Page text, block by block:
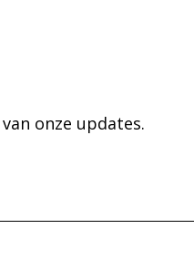
onze updates.